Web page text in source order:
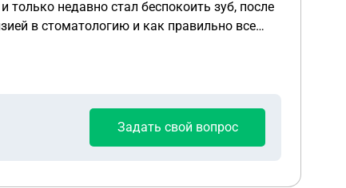
в стоматологию и как правильно все
Задать свой вопрос